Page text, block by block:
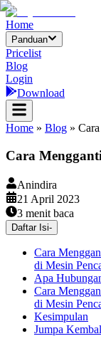
Home
Panduan
Pricelist
Blog
Login
Download
Home » Blog »
Cara
Anindira
21 April 2023
3 menit baca
Daftar Isi-
Cara
di Mesin
Apa
Cara
di Mesin
Kesimpulan
Jumpa